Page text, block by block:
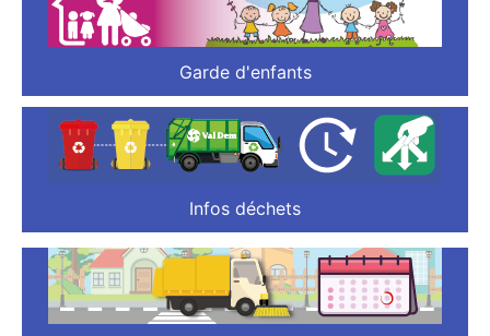
Garde d'enfants
Infos déchets